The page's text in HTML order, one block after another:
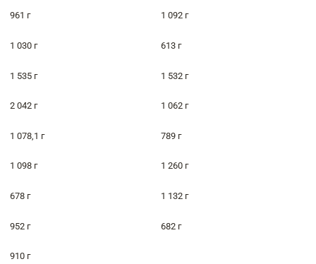
961 г 1 092 г
1 030 г 613 г
1 535 г 1 532 г
2 042 г 1 062 г
1 078,1 г 789 г
1 098 г 1 260 г
678 г 1 132 г
952 г 682 г
910 г